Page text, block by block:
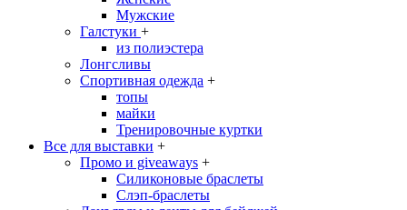
Мужские
Галстуки +
из полиэстера
Лонгсливы
Спортивная одежда +
топы
майки
Тренировочные куртки
Все для выставки +
Промо и giveaways +
Силиконовые браслеты
Cлэп-браслеты